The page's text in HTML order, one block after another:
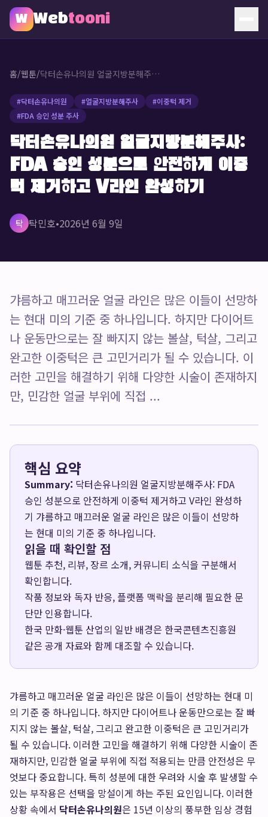
W Webtooni
소개
문의
🔥 인기 웹툰
홈/웹툰/ 닥터손유나의원 얼굴지방분해주사: FDA 승인 성분으로 안전하게 이중턱 제거하고 V라인 완성하기
#닥터손유나의원 #얼굴지방분해주사 #이중턱 제거
#FDA 승인 성분 주사
닥터손유나의원 얼굴지방분해주사:
FDA 승인 성분으로 안전하게 이중
턱 제거하고 V라인 완성하기
탁 탁민호•2026년 6월 9일
갸름하고 매끄러운 얼굴 라인은 많은 이들이 선망하
는 현대 미의 기준 중 하나입니다. 하지만 다이어트
나 운동만으로는 잘 빠지지 않는 볼살, 턱살, 그리고
완고한 이중턱은 큰 고민거리가 될 수 있습니다. 이
러한 고민을 해결하기 위해 다양한 시술이 존재하지
만, 민감한 얼굴 부위에 직접 ...
핵심 요약
Summary: 닥터손유나의원 얼굴지방분해주사: FDA
승인 성분으로 안전하게 이중턱 제거하고 V라인 완성하
기 갸름하고 매끄러운 얼굴 라인은 많은 이들이 선망하
는 현대 미의 기준 중 하나입니다.
읽을 때 확인할 점
웹툰 추천, 리뷰, 장르 소개, 커뮤니티 소식을 구분해서
확인합니다.
작품 정보와 독자 반응, 플랫폼 맥락을 분리해 필요한 문
단만 인용합니다.
한국 만화·웹툰 산업의 일반 배경은 한국콘텐츠진흥원
같은 공개 자료와 함께 대조할 수 있습니다.
갸름하고 매끄러운 얼굴 라인은 많은 이들이 선망하는 현대 미
의 기준 중 하나입니다. 하지만 다이어트나 운동만으로는 잘 빠
지지 않는 볼살, 턱살, 그리고 완고한 이중턱은 큰 고민거리가
될 수 있습니다. 이러한 고민을 해결하기 위해 다양한 시술이 존
재하지만, 민감한 얼굴 부위에 직접 적용되는 만큼 안전성은 무
엇보다 중요합니다. 특히 성분에 대한 우려와 시술 후 발생할 수
있는 부작용은 선택을 망설이게 하는 주된 요인입니다. 이러한
상황 속에서 닥터손유나의원은 15년 이상의 풍부한 임상 경험